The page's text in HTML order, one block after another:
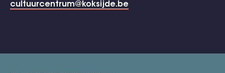
cultuurcentrum@koksijde.be